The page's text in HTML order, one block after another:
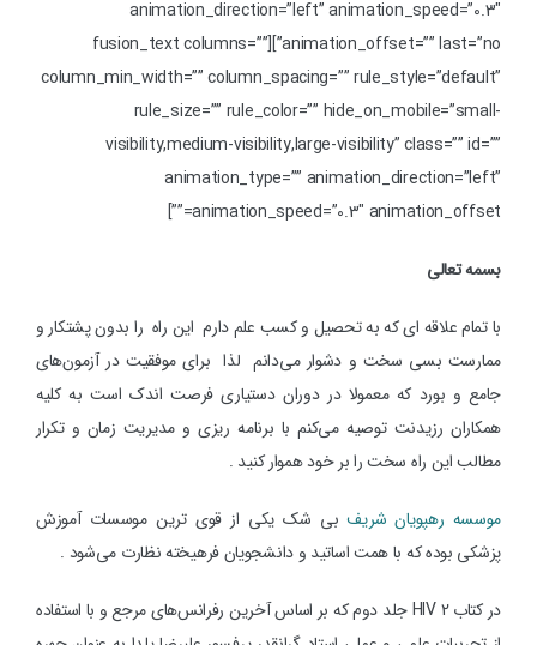
animation_direction=”left” animation_speed=”0.3″
animation_offset=”” last=”no”][fusion_text columns=””
column_min_width=”” column_spacing=”” rule_style=”default”
rule_size=”” rule_color=”” hide_on_mobile=”small-
visibility,medium-visibility,large-visibility” class=”” id=””
animation_type=”” animation_direction=”left”
animation_speed=”0.3″ animation_offset=””]
بسمه تعالی
با تمام علاقه ای که به تحصیل و کسب علم دارم این راه را بدون پشتکار و
ممارست بسی سخت و دشوار می‌دانم لذا برای موفقیت در آزمون‌های
جامع و بورد که معمولا در دوران دستیاری فرصت اندک است به کلیه
همکاران رزیدنت توصیه می‌‌کنم با برنامه ریزی و مدیریت زمان و تکرار
مطالب این راه سخت را بر خود هموار کنید .
موسسه رهپویان شریفبی شک یکی از قوی ترین موسسات آموزش
پزشکی بوده که با همت اساتید و دانشجویان فرهیخته نظارت می‌شود .
در کتاب HIV 2 جلد دوم که بر اساس آخرین رفرانس‌های مرجع و با استفاده